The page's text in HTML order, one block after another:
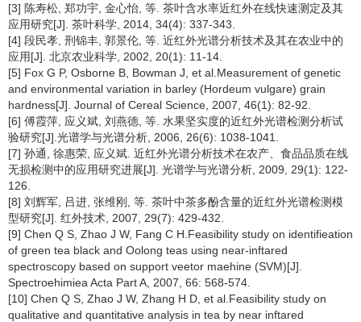
[3] 陈寿松, 郑功宇, 金心怡, 等. 茶叶含水率近红外在线快速测定及其
应用研究[J]. 茶叶科学, 2014, 34(4): 337-343.
[4] 段民孝, 刑锦丰, 郭景伦, 等. 近红外光谱分析技术及其在农业中的
应用[J]. 北京农业科学, 2002, 20(1): 11-14.
[5] Fox G P, Osborne B, Bowman J, et al.Measurement of genetic
and environmental variation in barley (Hordeum vulgare) grain
hardness[J]. Journal of Cereal Science, 2007, 46(1): 82-92.
[6] 傅霞萍, 应义斌, 刘燕德, 等. 水果坚实度的近红外光谱检测分析试
验研究[J].光谱学与光谱分析, 2006, 26(6): 1038-1041.
[7] 孙通, 徐惠荣, 应义斌. 近红外光谱分析技术在农产、食品品质在线
无损检测中的应用研究进展[J]. 光谱学与光谱分析, 2009, 29(1): 122-
126.
[8] 刘辉军, 吕进, 张维刚, 等. 茶叶中茶多酚含量的近红外光谱检测模
型研究[J]. 红外技术, 2007, 29(7): 429-432.
[9] Chen Q S, Zhao J W, Fang C H.Feasibility study on identifieation
of green tea black and Oolong teas using near-inftared
spectroscopy based on support veetor maehine (SVM)[J].
Spectroehimiea Acta Part A, 2007, 66: 568-574.
[10] Chen Q S, Zhao J W, Zhang H D, et al.Feasibility study on
qualitative and quantitative analysis in tea by near inftared